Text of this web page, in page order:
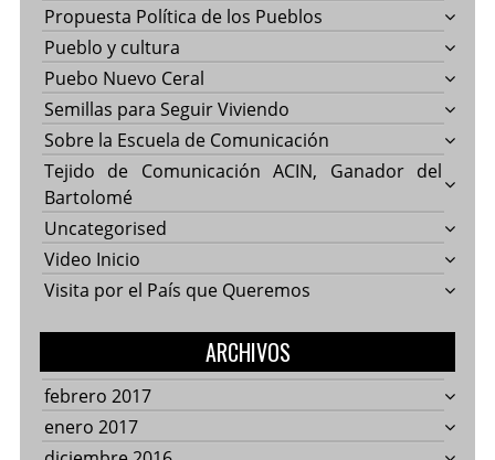
Propuesta Política de los Pueblos
Pueblo y cultura
Puebo Nuevo Ceral
Semillas para Seguir Viviendo
Sobre la Escuela de Comunicación
Tejido de Comunicación ACIN, Ganador del
Bartolomé
Uncategorised
Video Inicio
Visita por el País que Queremos
ARCHIVOS
febrero 2017
enero 2017